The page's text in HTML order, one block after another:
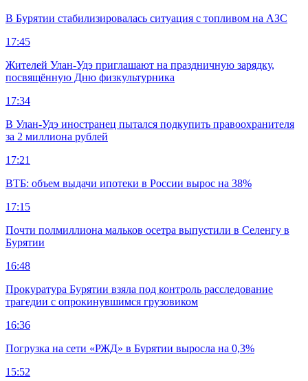
В Бурятии стабилизировалась ситуация с топливом на АЗС
17:45
Жителей Улан-Удэ приглашают на праздничную зарядку,
посвящённую Дню физкультурника
17:34
В Улан-Удэ иностранец пытался подкупить правоохранителя
за 2 миллиона рублей
17:21
ВТБ: объем выдачи ипотеки в России вырос на 38%
17:15
Почти полмиллиона мальков осетра выпустили в Селенгу в
Бурятии
16:48
Прокуратура Бурятии взяла под контроль расследование
трагедии с опрокинувшимся грузовиком
16:36
Погрузка на сети «РЖД» в Бурятии выросла на 0,3%
15:52